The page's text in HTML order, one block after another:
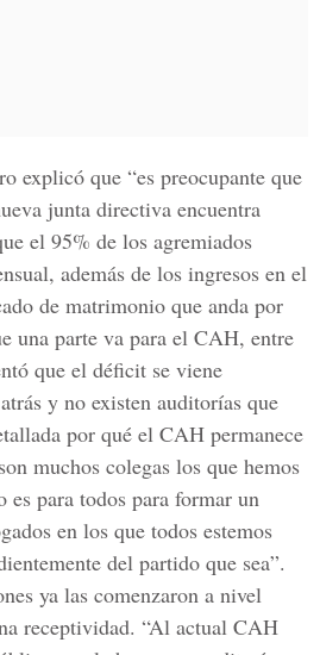
explicó que “es preocupante que
junta directiva encuentra
el 95% de los agremiados
además de los ingresos en el
de matrimonio que anda por
una parte va para el CAH, entre
que el déficit se viene
y no existen auditorías que
por qué el CAH permanece
muchos colegas los que hemos
es para todos para formar un
en los que todos estemos
del partido que sea”.
ya las comenzaron a nivel
receptividad. “Al actual CAH